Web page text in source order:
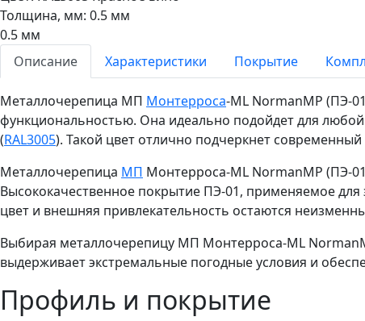
Толщина, мм: 0.5 мм
0.5 мм
Описание
Характеристики Покрытие
Металлочерепица МП Монтерроса-ML NormanMP (ПЭ-
функциональностью. Она идеально подойдет для
(RAL3005). Такой цвет отлично подчеркнет
Металлочерепица МП Монтерроса-ML NormanMP (ПЭ-
Высококачественное покрытие ПЭ-01, применяемое
цвет и внешняя привлекательность остаются
Выбирая металлочерепицу МП Монтерроса-ML
выдерживает экстремальные погодные условия и
Профиль и покрытие